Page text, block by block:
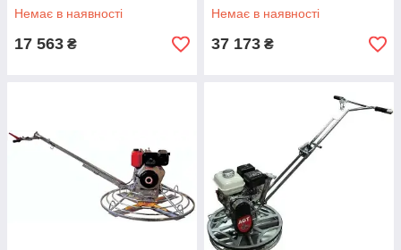
Немає в наявності
17 563 ₴
Немає в наявності
37 173 ₴